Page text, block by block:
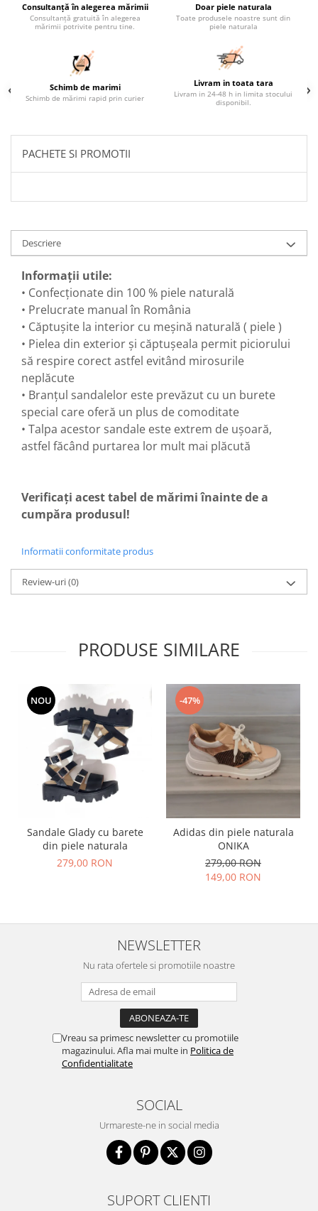
Consultanță în alegerea mărimii
Consultanță gratuită în alegerea
mărimii potrivite pentru tine.
Doar piele naturala
Toate produsele noastre sunt din
piele naturala
Schimb de marimi
Schimb de mărimi rapid prin curier
Livram in toata tara
Livram in 24-48 h in limita stocului
disponibil.
PACHETE SI PROMOTII
Descriere
Informații utile:
• Confecționate din 100 % piele naturală
• Prelucrate manual în România
• Căptușite la interior cu meșină naturală ( piele )
• Pielea din exterior și căptușeala permit piciorului
să respire corect astfel evitând mirosurile
neplăcute
• Branțul sandalelor este prevăzut cu un burete
special care oferă un plus de comoditate
• Talpa acestor sandale este extrem de ușoară,
astfel făcând purtarea lor mult mai plăcută
Verificați acest tabel de mărimi înainte de a
cumpăra produsul!
Informatii conformitate produs
Review-uri(0)
PRODUSE SIMILARE
NOU
Sandale Glady cu barete
din piele naturala
279,00 RON
-47%
Adidas din piele naturala
ONIKA
279,00 RON
149,00 RON
NEWSLETTER
Nu rata ofertele si promotiile noastre
Vreau sa primesc newsletter cu promotiile
magazinului. Afla mai multe in Politica de
Confidentialitate
SOCIAL
Urmareste-ne in social media
SUPORT CLIENTI